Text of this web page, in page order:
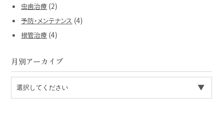
虫歯治療 (2)
予防・メンテナンス (4)
根管治療 (4)
月別アーカイブ